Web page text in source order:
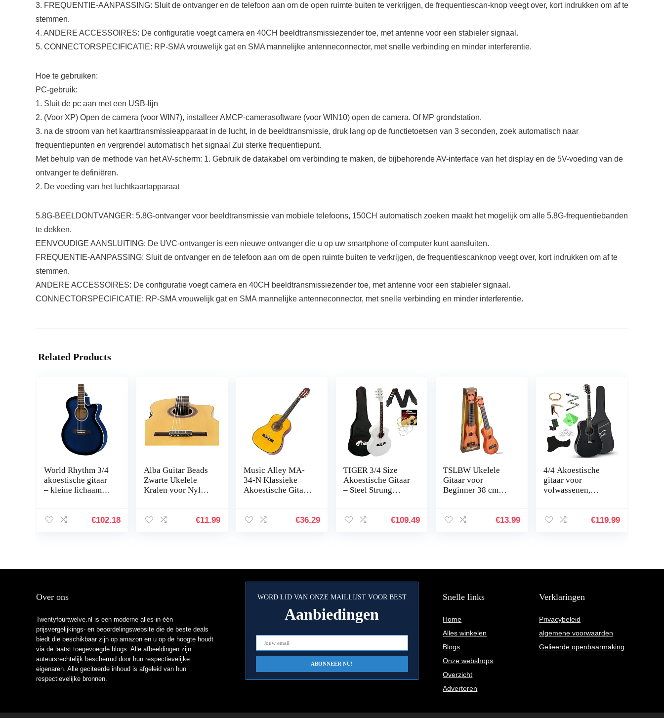
3. FREQUENTIE-AANPASSING: Sluit de ontvanger en de telefoon aan om de open ruimte buiten te verkrijgen, de frequentiescan-knop veegt over, kort indrukken om af te
stemmen.
4. ANDERE ACCESSOIRES: De configuratie voegt camera en 40CH beeldtransmissiezender toe, met antenne voor een stabieler signaal.
5. CONNECTORSPECIFICATIE: RP‑SMA vrouwelijk gat en SMA mannelijke antenneconnector, met snelle verbinding en minder interferentie.
Hoe te gebruiken:
PC-gebruik:
1. Sluit de pc aan met een USB-lijn
2. (Voor XP) Open de camera (voor WIN7), installeer AMCP-camerasoftware (voor WIN10) open de camera. Of MP grondstation.
3. na de stroom van het kaarttransmissieapparaat in de lucht, in de beeldtransmissie, druk lang op de functietoetsen van 3 seconden, zoek automatisch naar
frequentiepunten en vergrendel automatisch het signaal Zui sterke frequentiepunt.
Met behulp van de methode van het AV-scherm: 1. Gebruik de datakabel om verbinding te maken, de bijbehorende AV-interface van het display en de 5V-voeding van de
ontvanger te definiëren.
2. De voeding van het luchtkaartapparaat
5.8G-BEELDONTVANGER: 5.8G-ontvanger voor beeldtransmissie van mobiele telefoons, 150CH automatisch zoeken maakt het mogelijk om alle 5.8G-frequentiebanden
te dekken.
EENVOUDIGE AANSLUITING: De UVC-ontvanger is een nieuwe ontvanger die u op uw smartphone of computer kunt aansluiten.
FREQUENTIE-AANPASSING: Sluit de ontvanger en de telefoon aan om de open ruimte buiten te verkrijgen, de frequentiescanknop veegt over, kort indrukken om af te
stemmen.
ANDERE ACCESSOIRES: De configuratie voegt camera en 40CH beeldtransmissiezender toe, met antenne voor een stabieler signaal.
CONNECTORSPECIFICATIE: RP‑SMA vrouwelijk gat en SMA mannelijke antenneconnector, met snelle verbinding en minder interferentie.
Related Products
World Rhythm 3/4
akoestische gitaar
– kleine lichaam
blauw
€102.18
Alba Guitar Beads
Zwarte Ukelele
Kralen voor Nylon
€11.99
Music Alley MA-
34-N Klassieke
Akoestische Gitaar
€36.29
TIGER 3/4 Size
Akoestische Gitaar
– Steel Strung
voor leeftijden 12
€109.49
TSLBW Ukelele
Gitaar voor
Beginner 38 cm
Instrument
€13.99
4/4 Akoestische
gitaar voor
volwassenen,
full-size
€119.99
Over ons
Twentyfourtwelve.nl is een moderne alles-in-één
prijsvergelijkings- en beoordelingswebsite die de beste deals
biedt die beschikbaar zijn op amazon en u op de hoogte houdt
via de laatst toegevoegde blogs. Alle afbeeldingen zijn
auteursrechtelijk beschermd door hun respectievelijke
eigenaren. Alle geciteerde inhoud is afgeleid van hun
respectievelijke bronnen.
WORD LID VAN ONZE MAILLIJST VOOR BEST
Aanbiedingen
Snelle links
Home
Alles winkelen
Blogs
Onze webshops
Overzicht
Adverteren
Verklaringen
Privacybeleid
algemene voorwaarden
Gelieerde openbaarmaking